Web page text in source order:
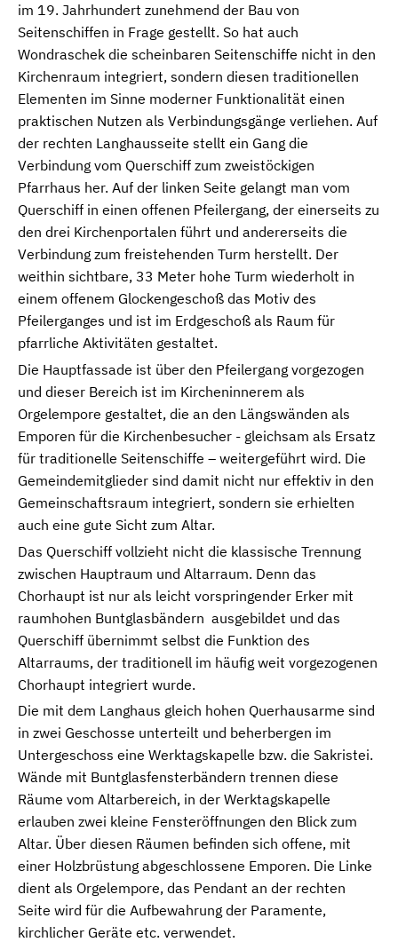
im 19. Jahrhundert zunehmend der Bau von
Seitenschiffen in Frage gestellt. So hat auch
Wondraschek die scheinbaren Seitenschiffe nicht in den
Kirchenraum integriert, sondern diesen traditionellen
Elementen im Sinne moderner Funktionalität einen
praktischen Nutzen als Verbindungsgänge verliehen. Auf
der rechten Langhausseite stellt ein Gang die
Verbindung vom Querschiff zum zweistöckigen
Pfarrhaus her. Auf der linken Seite gelangt man vom
Querschiff in einen offenen Pfeilergang, der einerseits zu
den drei Kirchenportalen führt und andererseits die
Verbindung zum freistehenden Turm herstellt. Der
weithin sichtbare, 33 Meter hohe Turm wiederholt in
einem offenem Glockengeschoß das Motiv des
Pfeilerganges und ist im Erdgeschoß als Raum für
pfarrliche Aktivitäten gestaltet.
Die Hauptfassade ist über den Pfeilergang vorgezogen
und dieser Bereich ist im Kircheninnerem als
Orgelempore gestaltet, die an den Längswänden als
Emporen für die Kirchenbesucher - gleichsam als Ersatz
für traditionelle Seitenschiffe – weitergeführt wird. Die
Gemeindemitglieder sind damit nicht nur effektiv in den
Gemeinschaftsraum integriert, sondern sie erhielten
auch eine gute Sicht zum Altar.
Das Querschiff vollzieht nicht die klassische Trennung
zwischen Hauptraum und Altarraum. Denn das
Chorhaupt ist nur als leicht vorspringender Erker mit
raumhohen Buntglasbändern ausgebildet und das
Querschiff übernimmt selbst die Funktion des
Altarraums, der traditionell im häufig weit vorgezogenen
Chorhaupt integriert wurde.
Die mit dem Langhaus gleich hohen Querhausarme sind
in zwei Geschosse unterteilt und beherbergen im
Untergeschoss eine Werktagskapelle bzw. die Sakristei.
Wände mit Buntglasfensterbändern trennen diese
Räume vom Altarbereich, in der Werktagskapelle
erlauben zwei kleine Fensteröffnungen den Blick zum
Altar. Über diesen Räumen befinden sich offene, mit
einer Holzbrüstung abgeschlossene Emporen. Die Linke
dient als Orgelempore, das Pendant an der rechten
Seite wird für die Aufbewahrung der Paramente,
kirchlicher Geräte etc. verwendet.